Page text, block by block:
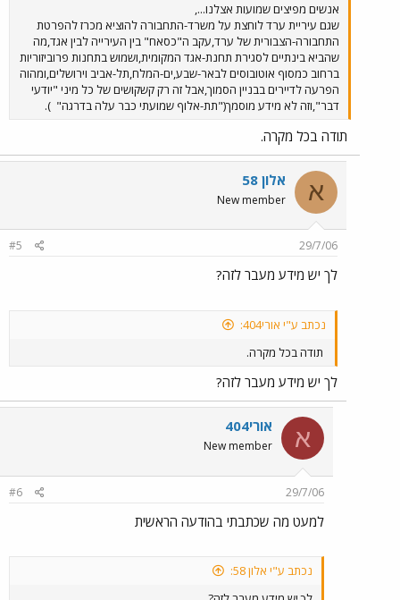
אנשים מפיצים שמועות אצלנו...,
שגם עיריית ערד לוחצת על משרד-התחבורה להוציא מכרז להפרטת
התחבורה-הצבורית של ערד,עקב ה"כסאח" בין העירייה לבין אגד,מה
שהביא בינתיים לסגירת תחנת-אגד המקומית,ושמוש בתחנות פרוביזוריות
ברחוב כמסוף אוטובוסים לבאר-שבע,ים-המלח,תל-אביב וירושלים,ומהוה
הפרעה לדיירים בבניין הסמוך,אבל זה רק קשקושים של כל מיני "יודעי
דבר",וזה לא מידע מוסמך("תת-אלוף שמועתי כבר עלה בדרגה" ).
תודה בכל מקרה.
א אלון 58
New member
29/7/06
#5
לך יש מידע מעבר לזה?
נכתב ע"י אורי404:
תודה בכל מקרה.
לך יש מידע מעבר לזה?
א אורי404
New member
29/7/06
#6
למעט מה שכתבתי בהודעה הראשית
נכתב ע"י אלון 58: